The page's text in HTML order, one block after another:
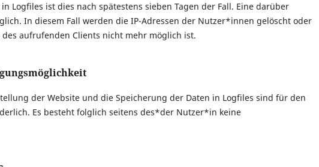
Logfiles ist dies nach spätestens sieben Tagen der Fall. Eine darüber
In diesem Fall werden die IP-Adressen der Nutzer*innen gelöscht oder
aufrufenden Clients nicht mehr möglich ist.
der Website und die Speicherung der Daten in Logfiles sind für den
Es besteht folglich seitens des*der Nutzer*in keine